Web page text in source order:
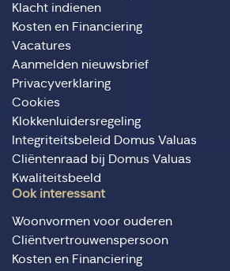
Klacht indienen
Kosten en Financiering
Vacatures
Aanmelden nieuwsbrief
Privacyverklaring
Cookies
Klokkenluidersregeling
Integriteitsbeleid Domus Valuas
Cliëntenraad bij Domus Valuas
Kwaliteitsbeeld
Ook interessant
Woonvormen voor ouderen
Cliëntvertrouwenspersoon
Kosten en Financiering